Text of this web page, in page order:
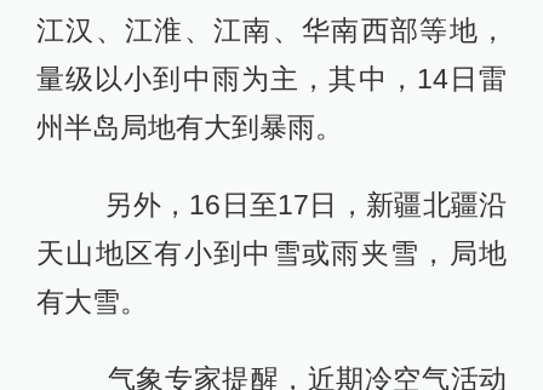
江汉、江淮、江南、华南西部等地，
量级以小到中雨为主，其中，14日雷
州半岛局地有大到暴雨。
另外，16日至17日，新疆北疆沿
天山地区有小到中雪或雨夹雪，局地
有大雪。
气象专家提醒，近期冷空气活动